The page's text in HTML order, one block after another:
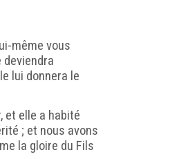
même vous
deviendra
lui donnera le
et elle a habité
; et nous avons
la gloire du Fils